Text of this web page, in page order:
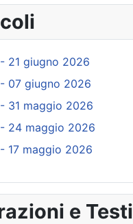
21 giugno 2026
07 giugno 2026
31 maggio 2026
24 maggio 2026
17 maggio 2026
e Testi